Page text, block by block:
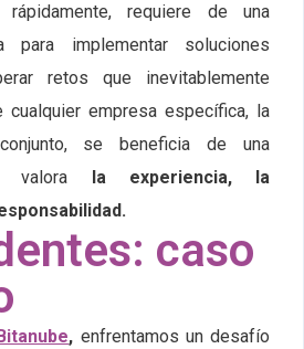
requiere de una
para implementar soluciones
retos que inevitablemente
cualquier empresa específica, la
se beneficia de una
valora
la experiencia, la
caso
Bitanube, enfrentamos un desafío